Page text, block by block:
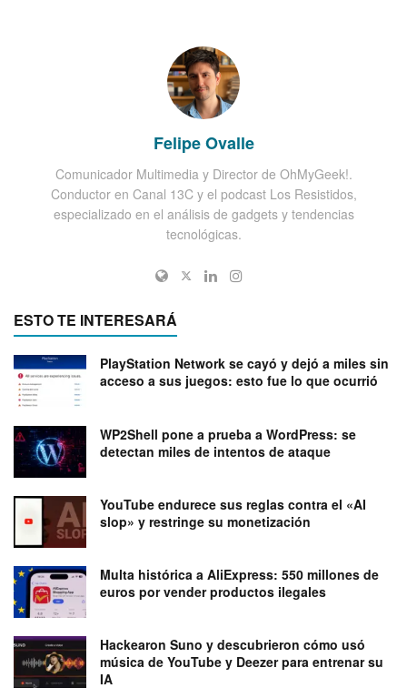
Felipe Ovalle
Comunicador Multimedia y Director de OhMyGeek!.
Conductor en Canal 13C y el podcast Los Resistidos,
especializado en el análisis de gadgets y tendencias
tecnológicas.
ESTO TE INTERESARÁ
PlayStation Network se cayó y dejó a miles sin
acceso a sus juegos: esto fue lo que ocurrió
WP2Shell pone a prueba a WordPress: se
detectan miles de intentos de ataque
YouTube endurece sus reglas contra el «AI
slop» y restringe su monetización
Multa histórica a AliExpress: 550 millones de
euros por vender productos ilegales
Hackearon Suno y descubrieron cómo usó
música de YouTube y Deezer para entrenar su
IA